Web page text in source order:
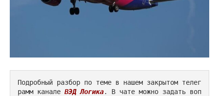
Подробный разбор по теме в нашем закрытом телег
рамм канале ВЭД Логика. В чате можно задать воп